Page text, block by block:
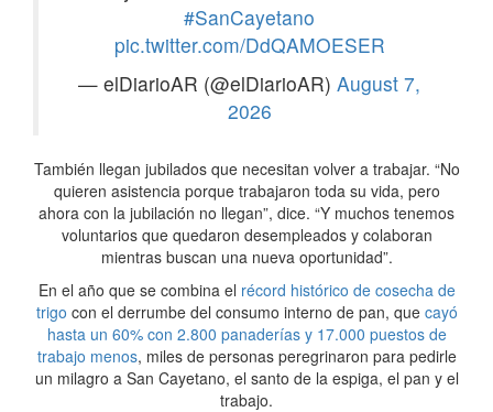
#SanCayetano
pic.twitter.com/DdQAMOESER
— elDiarioAR (@elDiarioAR) August 7,
2026
También llegan jubilados que necesitan volver a trabajar. “No
quieren asistencia porque trabajaron toda su vida, pero
ahora con la jubilación no llegan”, dice. “Y muchos tenemos
voluntarios que quedaron desempleados y colaboran
mientras buscan una nueva oportunidad”.
En el año que se combina el récord histórico de cosecha de
trigo con el derrumbe del consumo interno de pan, que cayó
hasta un 60% con 2.800 panaderías y 17.000 puestos de
trabajo menos, miles de personas peregrinaron para pedirle
un milagro a San Cayetano, el santo de la espiga, el pan y el
trabajo.